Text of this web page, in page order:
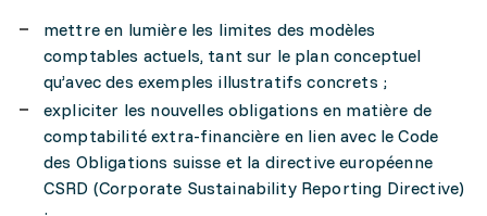
mettre en lumière les limites des modèles
comptables actuels, tant sur le plan conceptuel
qu’avec des exemples illustratifs concrets ;
expliciter les nouvelles obligations en matière de
comptabilité extra-financière en lien avec le Code
des Obligations suisse et la directive européenne
CSRD (Corporate Sustainability Reporting Directive)